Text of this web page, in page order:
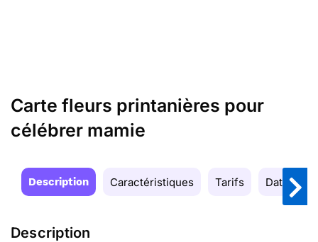
Carte fleurs printanières pour
célébrer mamie
Description Caractéristiques Tarifs Date de
Description